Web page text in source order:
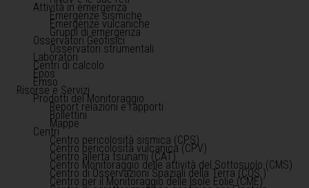
Attività in emergenza
Emergenze sismiche
Emergenze vulcaniche
Gruppi di emergenza
Osservatori Geofisici
Osservatori strumentali
Laboratori
Centri di calcolo
Epos
Emso
Risorse e Servizi
Prodotti del Monitoraggio
Report relazioni e rapporti
Bollettini
Mappe
Centri
Centro pericolosità sismica (CPS)
Centro pericolosità vulcanica (CPV)
Centro allerta tsunami (CAT)
Centro Monitoraggio delle attività del Sottosuolo (CMS)
Centro di Osservazioni Spaziali della Terra (COS )
Centro per il Monitoraggio delle Isole Eolie (CME)